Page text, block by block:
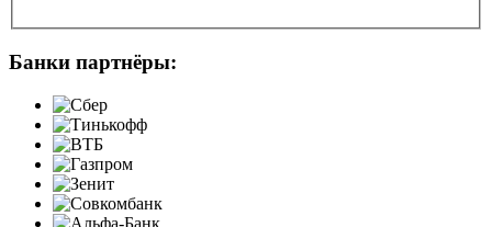
Банки партнёры: